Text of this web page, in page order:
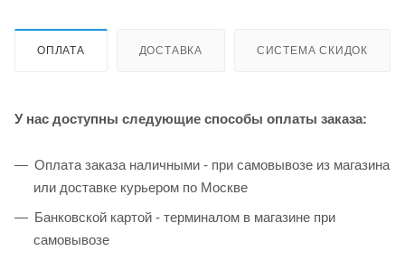
ОПЛАТА ДОСТАВКА СИСТЕМА СКИДОК
У нас доступны следующие способы оплаты заказа:
Оплата заказа наличными - при самовывозе из магазина
или доставке курьером по Москве
Банковской картой - терминалом в магазине при
самовывозе